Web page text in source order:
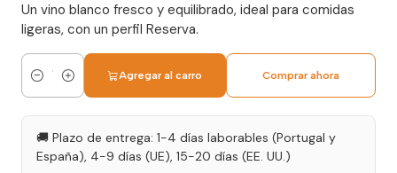
Un vino blanco fresco y equilibrado, ideal para comidas
ligeras, con un perfil Reserva.
Cantidad
Agregar al carro Comprar ahora
🚚 Plazo de entrega: 1-4 días laborables (Portugal y
España), 4-9 días (UE), 15-20 días (EE. UU.)